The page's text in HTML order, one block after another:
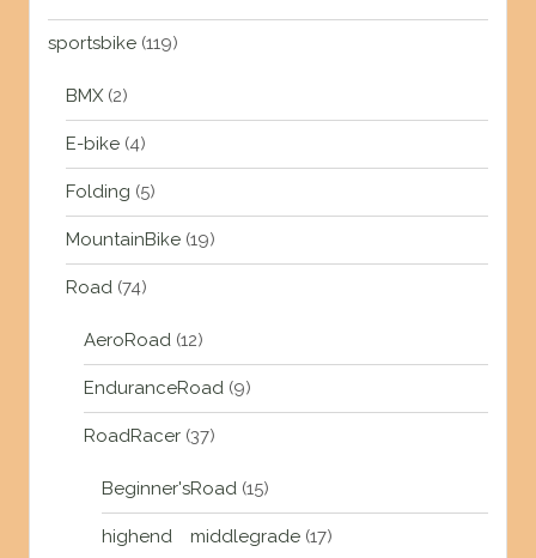
sportsbike(119)
BMX(2)
E-bike(4)
Folding (5)
MountainBike(19)
Road(74)
AeroRoad(12)
EnduranceRoad(9)
RoadRacer(37)
Beginner'sRoad(15)
highend middlegrade(17)